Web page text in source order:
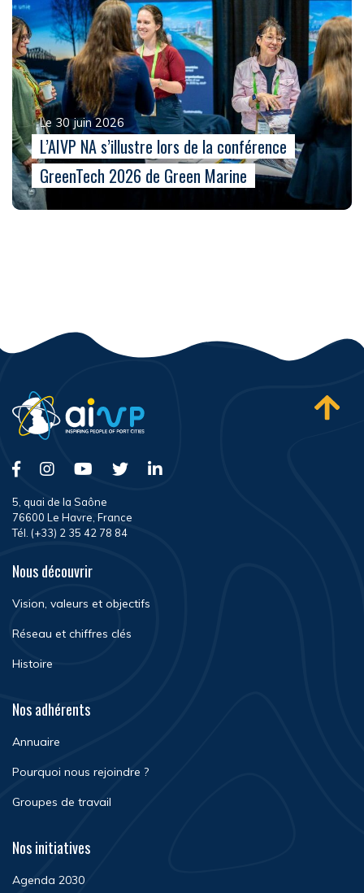
Le 30 juin 2026
L’AIVP NA s’illustre lors de la conférence
GreenTech 2026 de Green Marine
5, quai de la Saône
76600 Le Havre, France
Tél. (+33) 2 35 42 78 84
Nous découvrir
Vision, valeurs et objectifs
Réseau et chiffres clés
Histoire
Nos adhérents
Annuaire
Pourquoi nous rejoindre ?
Groupes de travail
Nos initiatives
Agenda 2030